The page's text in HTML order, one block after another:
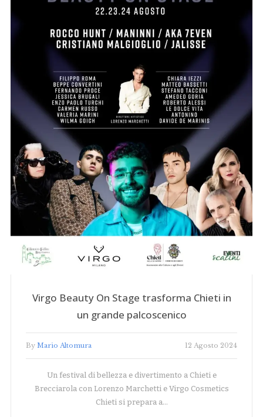
Virgo Beauty On Stage trasforma Chieti in
un grande palcoscenico
By Mario Altomura 12 Agosto 2024
Un festival di bellezza e divertimento a Chieti e
Brecciarola con Lorenzo Marchetti e Virgo Cosmetics
Chieti si prepara a…